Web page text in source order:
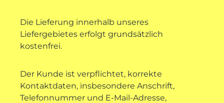
Die Lieferung innerhalb unseres
Liefergebietes erfolgt grundsätzlich
kostenfrei.
Der Kunde ist verpflichtet, korrekte
Kontaktdaten, insbesondere Anschrift,
Telefonnummer und E-Mail-Adresse,